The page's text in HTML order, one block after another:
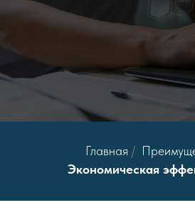
Главная /
Экономическая